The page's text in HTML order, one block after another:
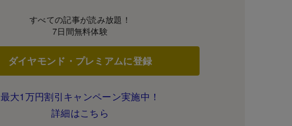
すべての記事が読み放題！
7日間無料体験
ダイヤモンド・プレミアムに登録
最大1万円割引キャンペーン実施中！
詳細はこちら